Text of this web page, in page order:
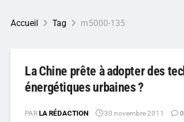
Accueil Tag m5000-135
La Chine prête à adopter des
énergétiques urbaines ?
PARLA RÉDACTION 30 novembre 2011 0